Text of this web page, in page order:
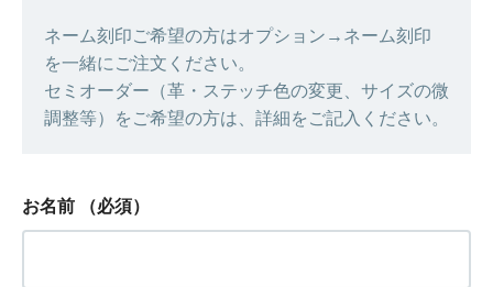
ネーム刻印ご希望の方はオプション→ネーム刻印
を一緒にご注文ください。
セミオーダー（革・ステッチ色の変更、サイズの微
調整等）をご希望の方は、詳細をご記入ください。
お名前 （必須）